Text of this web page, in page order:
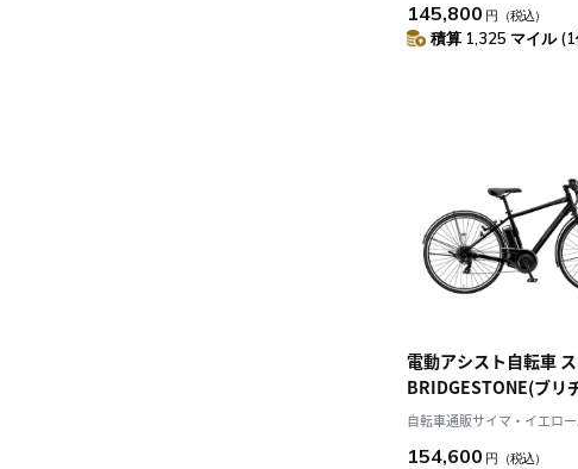
145,800 円 （税込）
積算 1,325 マイル (1
電動アシスト自転車
BRIDGESTONE(ブリ
カゴ付きTB1e T.Xクロ
自転車通販サイマ・イエロ
154,600 円 （税込）